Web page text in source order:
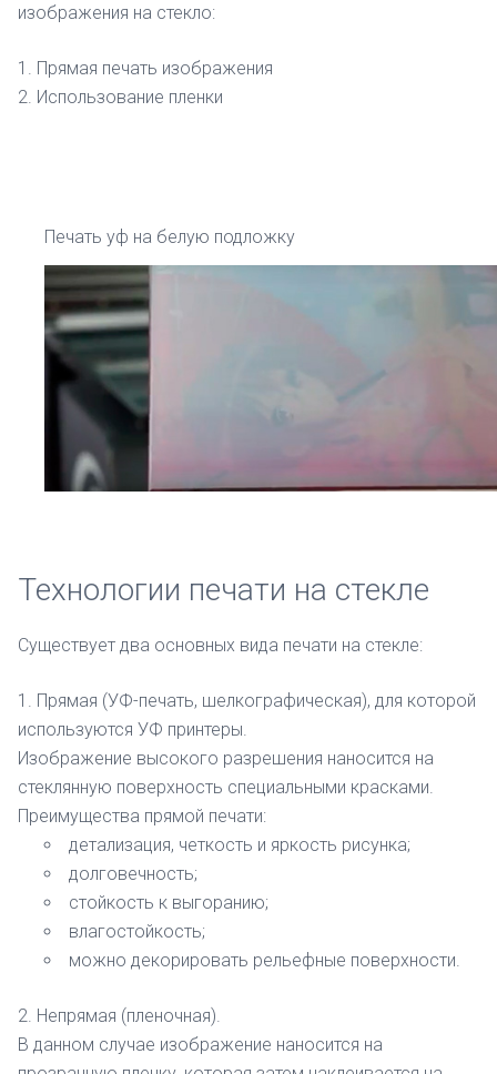
изображения на стекло:
Прямая печать изображения
Использование пленки
Печать уф на белую подложку
Технологии печати на стекле
Существует два основных вида печати на стекле:
Прямая (УФ-печать, шелкографическая), для которой
используются УФ принтеры.
Изображение высокого разрешения наносится на
стеклянную поверхность специальными красками.
Преимущества прямой печати:
детализация, четкость и яркость рисунка;
долговечность;
стойкость к выгоранию;
влагостойкость;
можно декорировать рельефные поверхности.
Непрямая (пленочная).
В данном случае изображение наносится на